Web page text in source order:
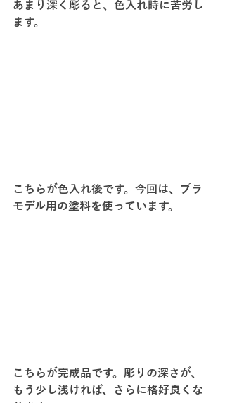
あまり深く彫ると、色入れ時に苦労し
ます。
こちらが色入れ後です。今回は、プラ
モデル用の塗料を使っています。
こちらが完成品です。彫りの深さが、
もう少し浅ければ、さらに格好良くな